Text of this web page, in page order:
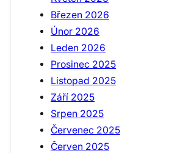
Březen 2026
Únor 2026
Leden 2026
Prosinec 2025
Listopad 2025
Září 2025
Srpen 2025
Červenec 2025
Červen 2025